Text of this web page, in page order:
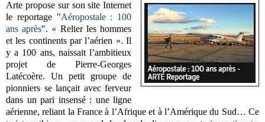
Arte propose sur son site Internet
le reportage "Aéropostale : 100
ans après". « Relier les hommes
et les continents par l’aérien ». Il
y a 100 ans, naissait l’ambitieux
projet de Pierre-Georges
Latécoère. Un petit groupe de
pionniers se lançait avec ferveur
dans un pari insensé : une ligne
aérienne, reliant la France à l’Afrique et à l’Amérique du Sud… Ce